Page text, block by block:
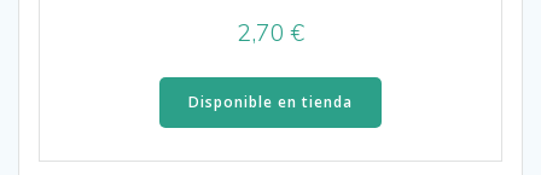
2,70€
Disponible en tienda